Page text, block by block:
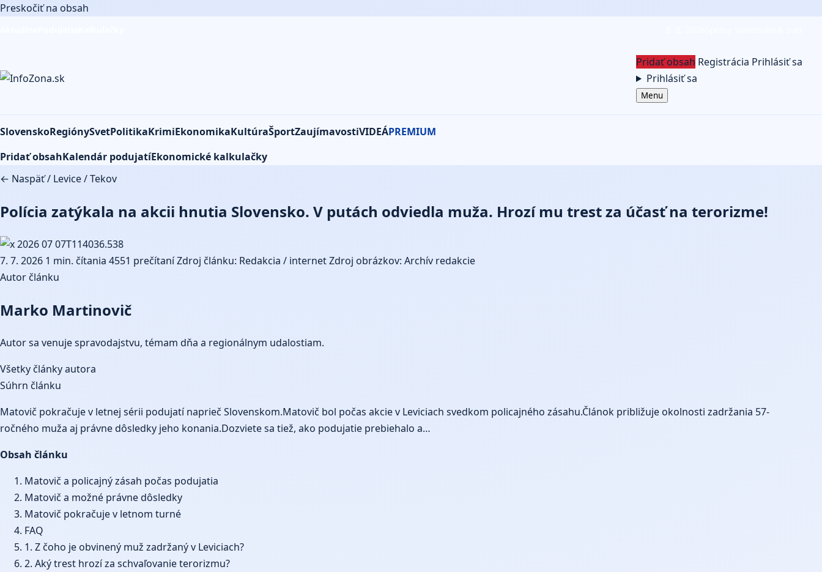
Preskočiť na obsah
Pridať obsah Registrácia Prihlásiť sa
Prihlásiť sa
Menu
SlovenskoRegiónySvetPolitikaKrimiEkonomikaKultúraŠportZaujímavostiVIDEÁPREMIUM
Pridať obsahKalendár podujatíEkonomické kalkulačky
← Naspäť/ Levice/Tekov
Polícia zatýkala na akcii hnutia Slovensko. V putách odviedla muža. Hrozí mu trest za účasť na terorizme!
7. 7. 2026 1 min. čítania 4551 prečítaníZdroj článku: Redakcia / internetZdroj obrázkov: Archív redakcie
Autor článku
Marko Martinovič
Autor sa venuje spravodajstvu, témam dňa a regionálnym udalostiam.
Všetky články autora
Súhrn článku
Matovič pokračuje v letnej sérii podujatí naprieč Slovenskom.Matovič bol počas akcie v Leviciach svedkom policajného zásahu.Článok približuje okolnosti zadržania 57-
ročného muža aj právne dôsledky jeho konania.Dozviete sa tiež, ako podujatie prebiehalo a…
Obsah článku
Matovič a policajný zásah počas podujatia
Matovič a možné právne dôsledky
Matovič pokračuje v letnom turné
FAQ
1. Z čoho je obvinený muž zadržaný v Leviciach?
2. Aký trest hrozí za schvaľovanie terorizmu?